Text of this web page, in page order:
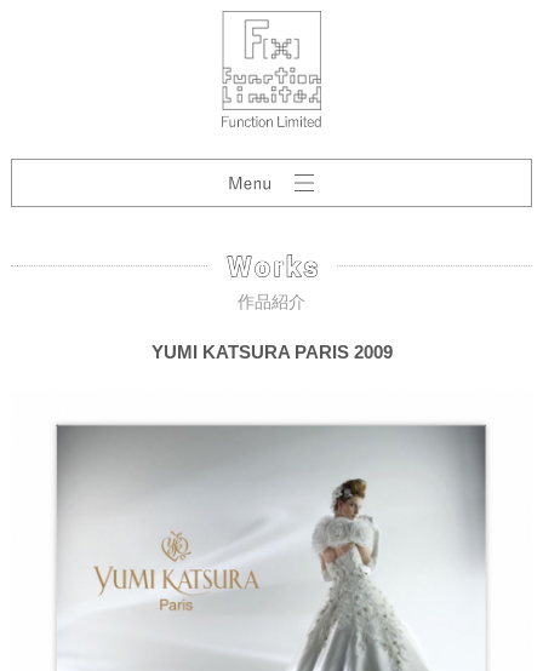
作品紹介
YUMI KATSURA PARIS 2009